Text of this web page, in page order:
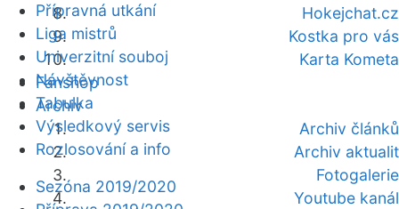
Hokejchat.cz
Kostka pro vás
Karta Kometa
Fanshop
Archiv
Archiv článků
Archiv aktualit
Fotogalerie
Youtube kanál
Přípravná utkání
Liga mistrů
Univerzitní souboj
Návštěvnost
Tabulka
Výsledkový servis
Rozlosování a info
Sezóna 2019/2020